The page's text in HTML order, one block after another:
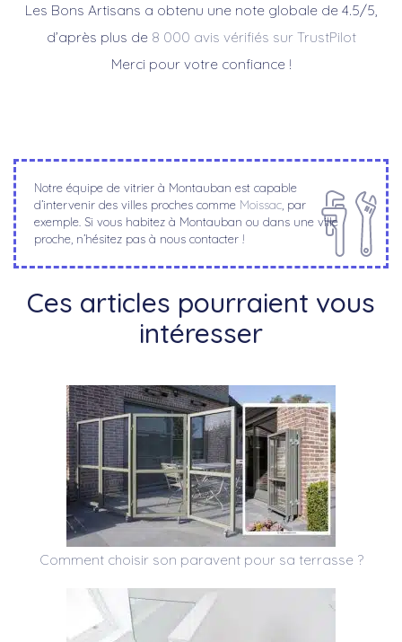
Les Bons Artisans a obtenu une note globale de 4.5/5,
d’après plus de 8 000 avis vérifiés sur TrustPilot
Merci pour votre confiance !
Notre équipe de vitrier à Montauban est capable
d’intervenir des villes proches comme Moissac , par
exemple. Si vous habitez à Montauban ou dans une ville
proche, n’hésitez pas à nous contacter !
Ces articles pourraient vous
intéresser
Comment choisir son paravent pour sa terrasse ?